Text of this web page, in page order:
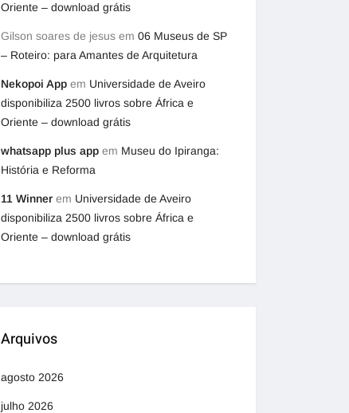
Oriente – download grátis
Gilson soares de jesus em 06 Museus de SP
– Roteiro: para Amantes de Arquitetura
Nekopoi App em Universidade de Aveiro
disponibiliza 2500 livros sobre África e
Oriente – download grátis
whatsapp plus app em Museu do Ipiranga:
História e Reforma
11 Winner em Universidade de Aveiro
disponibiliza 2500 livros sobre África e
Oriente – download grátis
Arquivos
agosto 2026
julho 2026